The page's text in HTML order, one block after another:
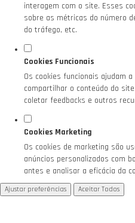
interagem com o site. Esses
sobre as métricas do número
do tráfego, etc.
Cookies Funcionais
Os cookies funcionais ajudam
compartilhar o conteúdo do
coletar feedbacks e outros
Cookies Marketing
Os cookies de marketing são
anúncios personalizados com
antes e analisar a eficácia da
Ajustar preferências Aceitar Todos